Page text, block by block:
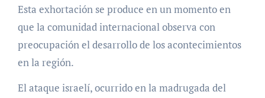
Esta exhortación se produce en un momento en
que la comunidad internacional observa con
preocupación el desarrollo de los acontecimientos
en la región.
El ataque israelí, ocurrido en la madrugada del